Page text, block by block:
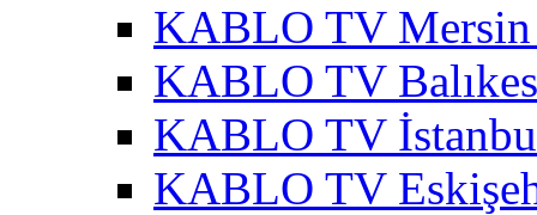
KABLO TV
KABLO TV
KABLO TV
KABLO TV